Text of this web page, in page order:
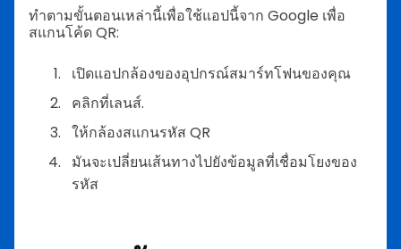
ทำตามขั้นตอนเหล่านี้เพื่อใช้แอปนี้จาก Google เพื่อ
สแกนโค้ด QR:
เปิดแอปกล้องของอุปกรณ์สมาร์ทโฟนของคุณ
คลิกที่เลนส์.
ให้กล้องสแกนรหัส QR
มันจะเปลี่ยนเส้นทางไปยังข้อมูลที่เชื่อมโยงของ
รหัส